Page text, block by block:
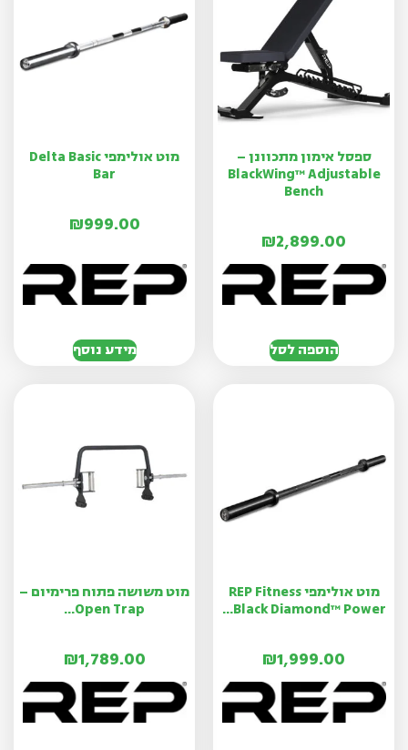
ספסל אימון מתכוונן –
BlackWing™ Adjustable
Bench
₪2,899.00
הוספה לסל
מוט אולימפי Delta Basic
Bar
₪999.00
מידע נוסף
מוט אולימפי REP Fitness
Black Diamond™ Power...
₪1,999.00
מוט משושה פתוח פרימיום –
Open Trap...
₪1,789.00